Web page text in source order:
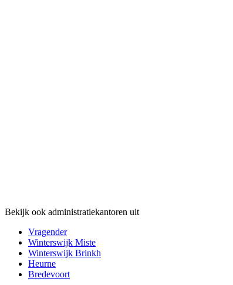
Bekijk ook administratiekantoren uit
Vragender
Winterswijk Miste
Winterswijk Brinkh
Heurne
Bredevoort